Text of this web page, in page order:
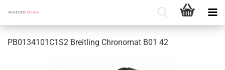
PB0134101C1S2 Breit­ling Chro­no­mat B01 42